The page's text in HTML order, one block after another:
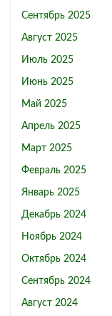
Сентябрь 2025
Август 2025
Июль 2025
Июнь 2025
Май 2025
Апрель 2025
Март 2025
Февраль 2025
Январь 2025
Декабрь 2024
Ноябрь 2024
Октябрь 2024
Сентябрь 2024
Август 2024